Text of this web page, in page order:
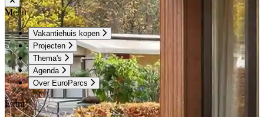
Menu
Vakantiehuis kopen
Projecten
Thema's
Agenda
Over EuroParcs
Extra